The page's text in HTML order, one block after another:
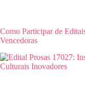
Como Participar de
Vencedoras